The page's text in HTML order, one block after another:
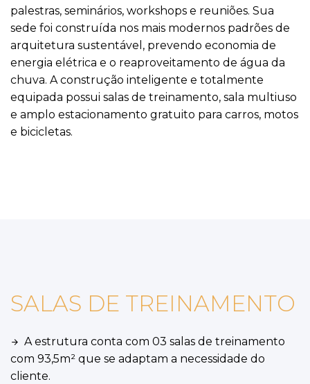
palestras, seminários, workshops e reuniões. Sua
sede foi construída nos mais modernos padrões de
arquitetura sustentável, prevendo economia de
energia elétrica e o reaproveitamento de água da
chuva. A construção inteligente e totalmente
equipada possui salas de treinamento, sala multiuso
e amplo estacionamento gratuito para carros, motos
e bicicletas.
SALAS DE TREINAMENTO
arrow_forward
A estrutura conta com 03 salas de treinamento
com 93,5m² que se adaptam a necessidade do
cliente.